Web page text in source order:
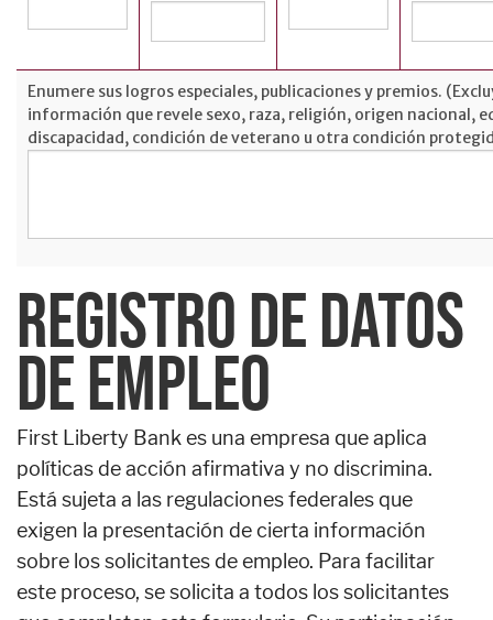
Enumere sus logros especiales, publicaciones y premios.
información que revele sexo, raza, religión, origen nacional,
discapacidad, condición de veterano u otra condición
REGISTRO DE DATOS
DE EMPLEO
First Liberty Bank es una empresa que aplica
políticas de acción afirmativa y no discrimina.
Está sujeta a las regulaciones federales que
exigen la presentación de cierta información
sobre los solicitantes de empleo. Para facilitar
este proceso, se solicita a todos los solicitantes